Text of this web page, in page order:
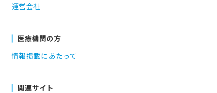
運営会社
医療機関の方
情報掲載にあたって
関連サイト